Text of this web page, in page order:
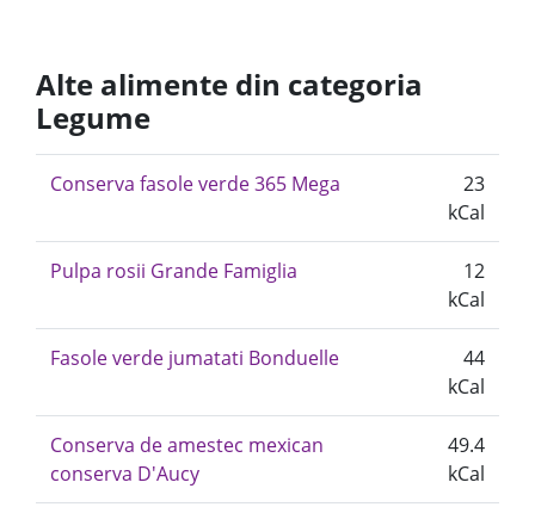
Alte alimente din categoria
Legume
Conserva fasole verde 365 Mega
23
kCal
Pulpa rosii Grande Famiglia
12
kCal
Fasole verde jumatati Bonduelle
44
kCal
Conserva de amestec mexican
conserva D'Aucy
49.4
kCal